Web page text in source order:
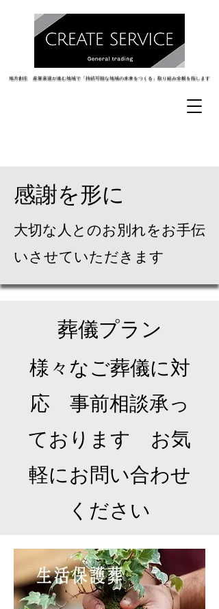
​感謝を形に
​大切な人とのお別れをお手伝
いさせていただきます
地方創生 産業衰退が進む地域で「持続可能な地域の未来をつくる」取り組み全般を指します
地方創生 産業衰退が進む地域で「持続可能な地域の未来をつくる」取り組み全般を指します
​葬儀プラン
​様々なご葬儀に対
応 事前相談承っ
ております お気
軽にお問い合わせ
ください